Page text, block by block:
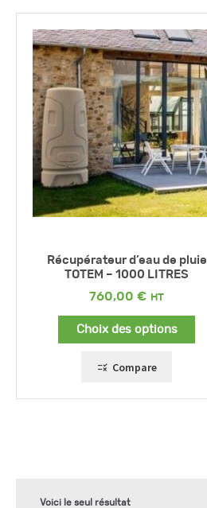
Récupérateur d’eau de pluie
TOTEM – 1000 LITRES
760,00 €
Choix des options
Compare
Voici le seul résultat